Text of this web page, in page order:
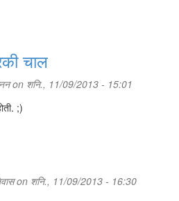
चाल
on शनि., 11/09/2013 - 15:01
;)
on शनि., 11/09/2013 - 16:30